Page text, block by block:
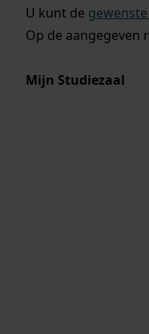
U kunt de
Op de aangegeven
Mijn Studiezaal